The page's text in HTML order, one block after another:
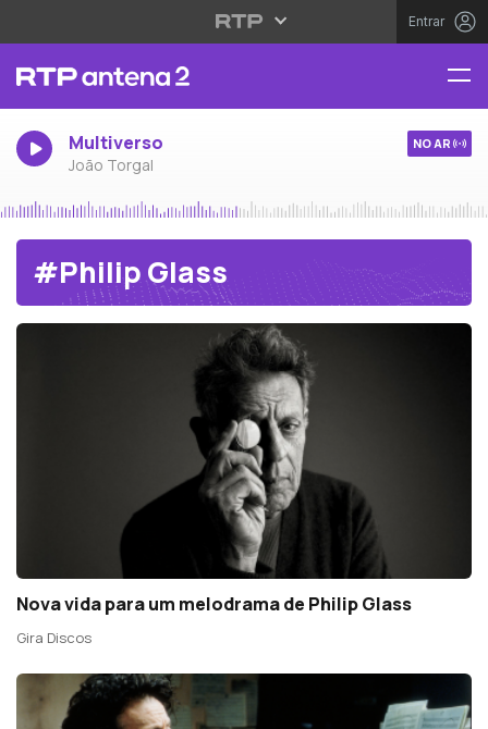
Entrar
Multiverso
João Torgal
NO AR
#Philip Glass
Nova vida para um melodrama de Philip Glass
Gira Discos